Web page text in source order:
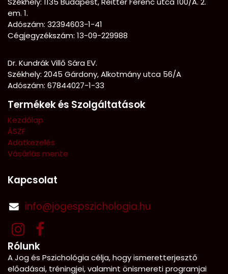
em. 1.
Adószám: 32394603-1-41
Cégjegyzékszám: 13-09-229988
Dr. Kundrák Villő Sára EV.
Székhely: 2045 Gárdony, Alkotmány utca 56/A
Adószám: 67844027-1-33
Termékek és Szolgáltatások
Kezdőlap
ÁSZF
Adatkezelés
Vásárlás mente
Kapcsolat
info@jogespszichologia.hu
Rólunk
A Jog és Pszichológia célja, hogy ismeretterjesztő
előadásai, tréningjei, valamint önismereti programjai